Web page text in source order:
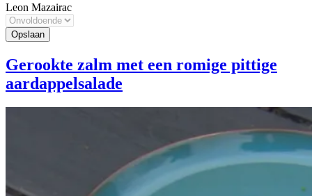
Leon Mazairac
Gerookte zalm met een romige pittige
aardappelsalade